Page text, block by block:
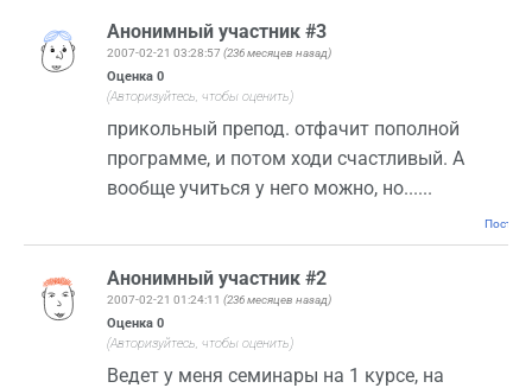
Анонимный участник #3
2007-02-21 03:28:57 (236 месяцев назад)
Оценка 0
(Авторизуйтесь, чтобы оценить)
прикольный препод. отфачит пополной
программе, и потом ходи счастливый. А
вообще учиться у него можно, но......
Анонимный участник #2
2007-02-21 01:24:11 (236 месяцев назад)
Оценка 0
(Авторизуйтесь, чтобы оценить)
Ведет у меня семинары на 1 курсе, на